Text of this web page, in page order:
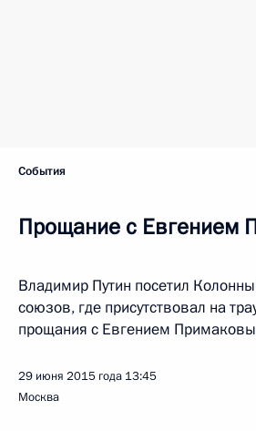
События
Прощание с Евгением
Владимир Путин посетил
союзов, где присутствовал на
прощания с Евгением
29 июня 2015 года 13:45
Москва